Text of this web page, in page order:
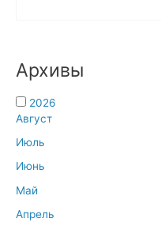
Архивы
2026
Август
Июль
Июнь
Май
Апрель